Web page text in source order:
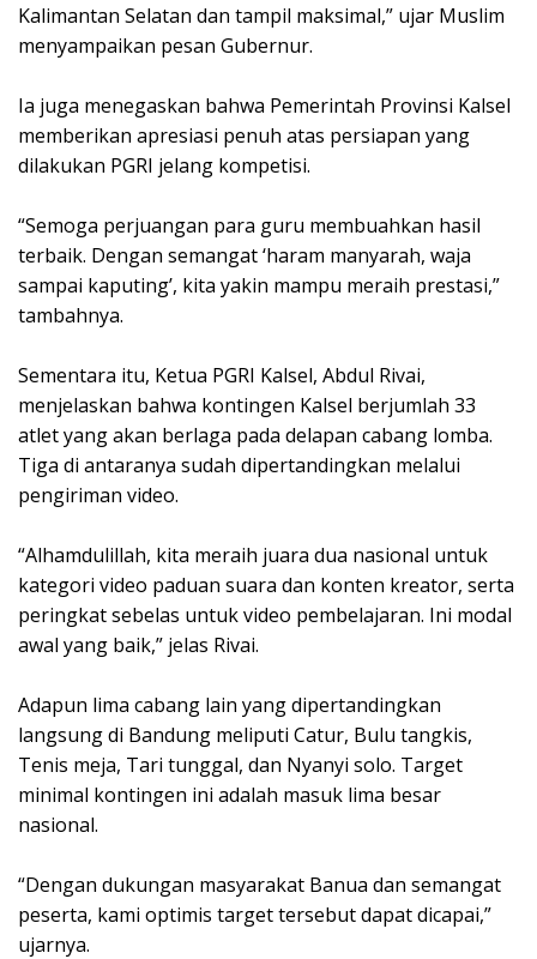
Kalimantan Selatan dan tampil maksimal,” ujar Muslim
menyampaikan pesan Gubernur.
Ia juga menegaskan bahwa Pemerintah Provinsi Kalsel
memberikan apresiasi penuh atas persiapan yang
dilakukan PGRI jelang kompetisi.
“Semoga perjuangan para guru membuahkan hasil
terbaik. Dengan semangat ‘haram manyarah, waja
sampai kaputing’, kita yakin mampu meraih prestasi,”
tambahnya.
Sementara itu, Ketua PGRI Kalsel, Abdul Rivai,
menjelaskan bahwa kontingen Kalsel berjumlah 33
atlet yang akan berlaga pada delapan cabang lomba.
Tiga di antaranya sudah dipertandingkan melalui
pengiriman video.
“Alhamdulillah, kita meraih juara dua nasional untuk
kategori video paduan suara dan konten kreator, serta
peringkat sebelas untuk video pembelajaran. Ini modal
awal yang baik,” jelas Rivai.
Adapun lima cabang lain yang dipertandingkan
langsung di Bandung meliputi Catur, Bulu tangkis,
Tenis meja, Tari tunggal, dan Nyanyi solo. Target
minimal kontingen ini adalah masuk lima besar
nasional.
“Dengan dukungan masyarakat Banua dan semangat
peserta, kami optimis target tersebut dapat dicapai,”
ujarnya.